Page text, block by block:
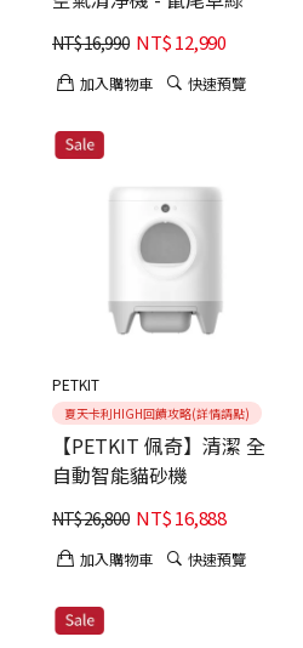
NT$16,990 NT$12,990
加入購物車 快速預覽
PETKIT
夏天卡利HIGH回饋攻略(詳情請點)
【PETKIT 佩奇】清潔 全
自動智能貓砂機
NT$26,800 NT$16,888
加入購物車 快速預覽